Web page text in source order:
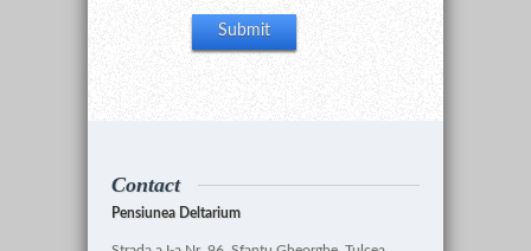
Contact
Pensiunea Deltarium